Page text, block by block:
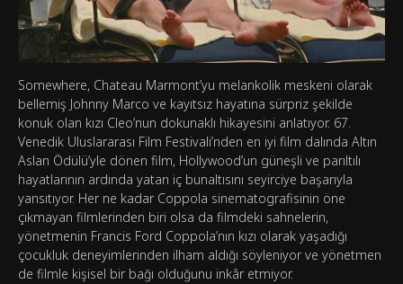
Somewhere, Chateau Marmont’yu melankolik meskeni olarak
bellemiş Johnny Marco ve kayıtsız hayatına sürpriz şekilde
konuk olan kızı Cleo’nun dokunaklı hikayesini anlatıyor. 67.
Venedik Uluslararası Film Festivali’nden en iyi film dalında Altın
Aslan Ödülü’yle dönen film, Hollywood’un güneşli ve parıltılı
hayatlarının ardında yatan iç bunaltısını seyirciye başarıyla
yansıtıyor. Her ne kadar Coppola sinematografisinin öne
çıkmayan filmlerinden biri olsa da filmdeki sahnelerin,
yönetmenin Francis Ford Coppola’nın kızı olarak yaşadığı
çocukluk deneyimlerinden ilham aldığı söyleniyor ve yönetmen
de filmle kişisel bir bağı olduğunu inkâr etmiyor.